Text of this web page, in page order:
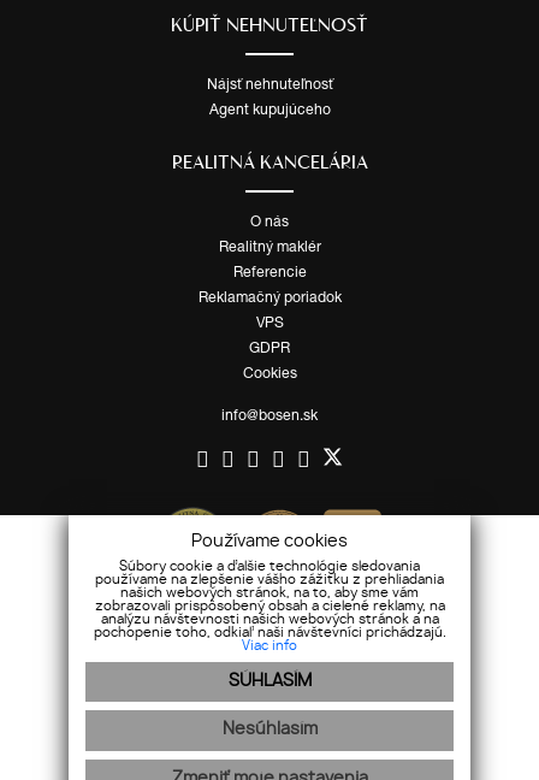
Používame cookies
Súbory cookie a ďalšie technológie sledovania
používame na zlepšenie vášho zážitku z prehliadania
našich webových stránok, na to, aby sme vám
zobrazovali prispôsobený obsah a cielené reklamy, na
analýzu návštevnosti našich webových stránok a na
pochopenie toho, odkiaľ naši návštevníci prichádzajú.
Viac info
SÚHLASÍM
Nesúhlasím
KÚPIŤ NEHNUTEĽNOSŤ
Nájsť nehnuteľnosť
Agent kupujúceho
REALITNÁ KANCELÁRIA
O nás
Realitný maklér
Referencie
Reklamačný poriadok
VPS
GDPR
Cookies
info@bosen.sk
Mapa stránok| Ochrana osobných údajov